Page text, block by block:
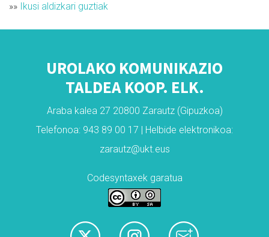
»» Ikusi aldizkari guztiak
UROLAKO KOMUNIKAZIO
TALDEA KOOP. ELK.
Araba kalea 27 20800 Zarautz (Gipuzkoa)
Telefonoa: 943 89 00 17 | Helbide elektronikoa:
zarautz@ukt.eus
Codesyntaxek garatua